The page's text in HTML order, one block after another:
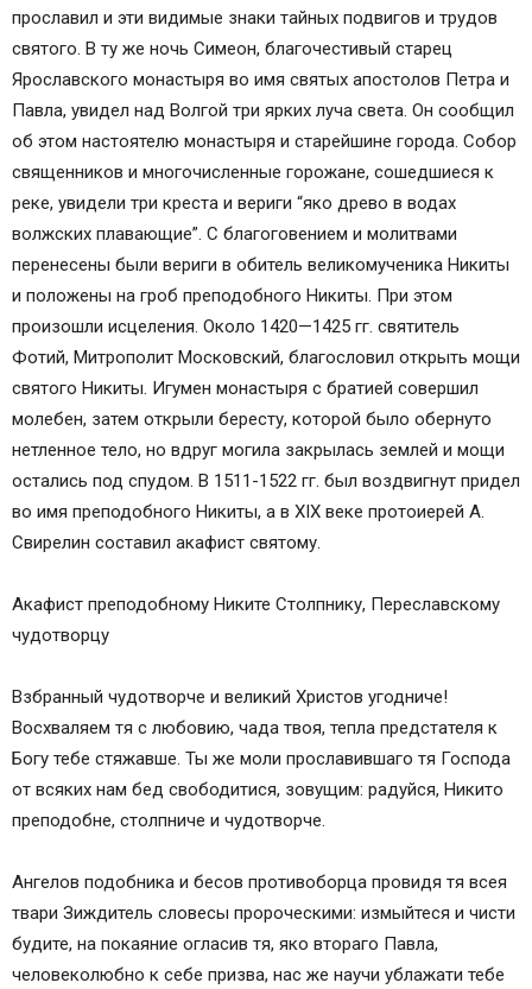
прославил и эти видимые знаки тайных подвигов и трудов
святого. В ту же ночь Симеон, благочестивый старец
Ярославского монастыря во имя святых апостолов Петра и
Павла, увидел над Волгой три ярких луча света. Он сообщил
об этом настоятелю монастыря и старейшине города. Собор
священников и многочисленные горожане, сошедшиеся к
реке, увидели три креста и вериги “яко древо в водах
волжских плавающие”. С благоговением и молитвами
перенесены были вериги в обитель великомученика Никиты
и положены на гроб преподобного Никиты. При этом
произошли исцеления. Около 1420—1425 гг. святитель
Фотий, Митрополит Московский, благословил открыть мощи
святого Никиты. Игумен монастыря с братией совершил
молебен, затем открыли бересту, которой было обернуто
нетленное тело, но вдруг могила закрылась землей и мощи
остались под спудом. В 1511-1522 гг. был воздвигнут придел
во имя преподобного Никиты, а в XIX веке протоиерей А.
Свирелин составил акафист святому.
Акафист преподобному Никите Столпнику, Переславскому
чудотворцу
Взбранный чудотворче и великий Христов угодниче!
Восхваляем тя с любовию, чада твоя, тепла предстателя к
Богу тебе стяжавше. Ты же моли прославившаго тя Господа
от всяких нам бед свободитися, зовущим: радуйся, Никито
преподобне, столпниче и чудотворче.
Ангелов подобника и бесов противоборца провидя тя всея
твари Зиждитель словесы пророческими: измыйтеся и чисти
будите, на покаяние огласив тя, яко втораго Павла,
человеколюбно к себе призва, нас же научи ублажати тебе